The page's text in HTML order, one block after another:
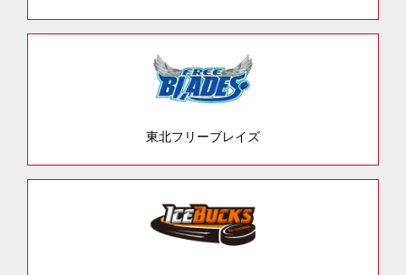
東北フリーブレイズ